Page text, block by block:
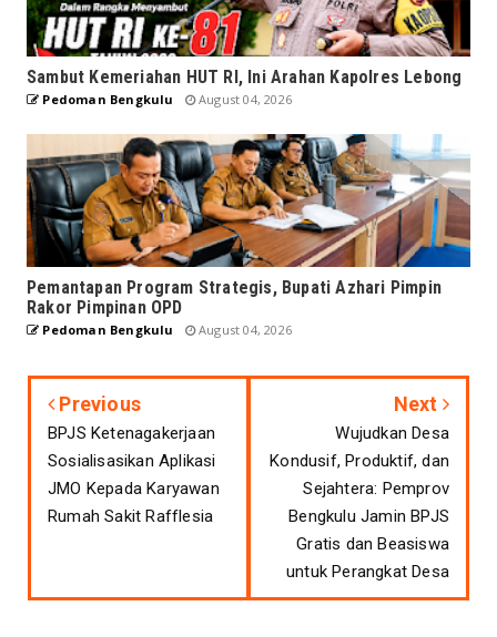
Sambut Kemeriahan HUT RI, Ini Arahan Kapolres Lebong
Pedoman Bengkulu August 04, 2026
Pemantapan Program Strategis, Bupati Azhari Pimpin
Rakor Pimpinan OPD
Pedoman Bengkulu August 04, 2026
Previous
BPJS Ketenagakerjaan
Sosialisasikan Aplikasi
JMO Kepada Karyawan
Rumah Sakit Rafflesia
Next
Wujudkan Desa
Kondusif, Produktif, dan
Sejahtera: Pemprov
Bengkulu Jamin BPJS
Gratis dan Beasiswa
untuk Perangkat Desa